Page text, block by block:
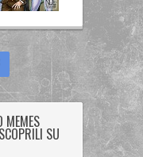
MEMES
SU